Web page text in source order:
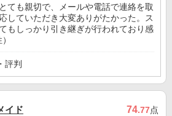
ても親切で、メールや電話で連絡を取
していただき大変ありがたかった。ス
もしっかり引き継ぎが行われており感
評判
イド 74.77点